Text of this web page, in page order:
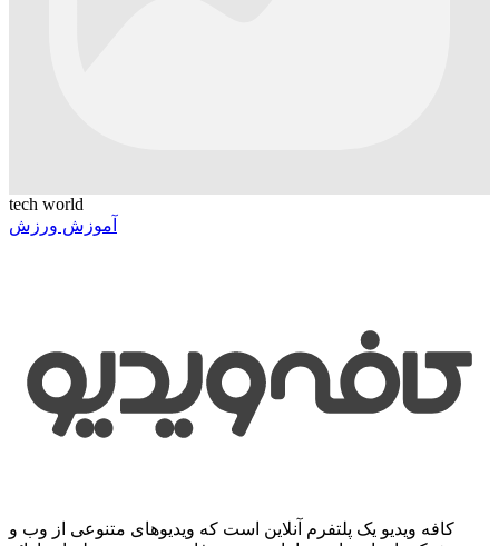
tech world
آموزش ورزش
کافه ویدیو یک پلتفرم آنلاین است که ویدیوهای متنوعی از وب و